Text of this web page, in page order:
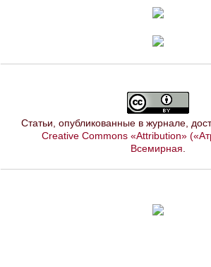
Статьи, опубликованные в журнале,
Creative Commons «Attribution»
Всемирная